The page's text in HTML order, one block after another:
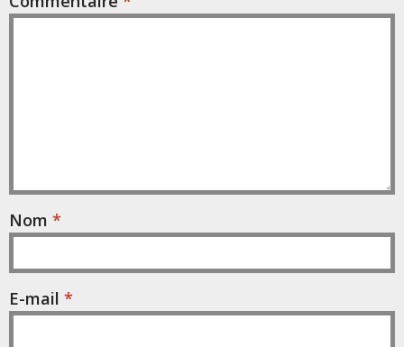
Nom *
E-mail *